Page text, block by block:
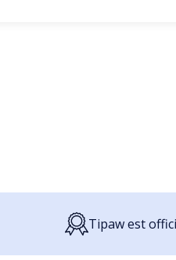
Tipaw est